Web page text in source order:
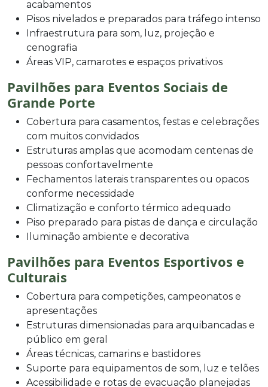
acabamentos
Pisos nivelados e preparados para tráfego intenso
Infraestrutura para som, luz, projeção e
cenografia
Áreas VIP, camarotes e espaços privativos
Pavilhões para Eventos Sociais de
Grande Porte
Cobertura para casamentos, festas e celebrações
com muitos convidados
Estruturas amplas que acomodam centenas de
pessoas confortavelmente
Fechamentos laterais transparentes ou opacos
conforme necessidade
Climatização e conforto térmico adequado
Piso preparado para pistas de dança e circulação
Iluminação ambiente e decorativa
Pavilhões para Eventos Esportivos e
Culturais
Cobertura para competições, campeonatos e
apresentações
Estruturas dimensionadas para arquibancadas e
público em geral
Áreas técnicas, camarins e bastidores
Suporte para equipamentos de som, luz e telões
Acessibilidade e rotas de evacuação planejadas